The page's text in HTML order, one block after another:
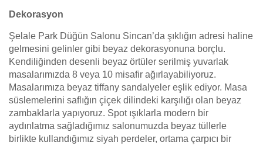
Dekorasyon
Şelale Park Düğün Salonu Sincan’da şıklığın adresi haline
gelmesini gelinler gibi beyaz dekorasyonuna borçlu.
Kendiliğinden desenli beyaz örtüler serilmiş yuvarlak
masalarımızda 8 veya 10 misafir ağırlayabiliyoruz.
Masalarımıza beyaz tiffany sandalyeler eşlik ediyor. Masa
süslemelerini saflığın çiçek dilindeki karşılığı olan beyaz
zambaklarla yapıyoruz. Spot ışıklarla modern bir
aydınlatma sağladığımız salonumuzda beyaz tüllerle
birlikte kullandığımız siyah perdeler, ortama çarpıcı bir